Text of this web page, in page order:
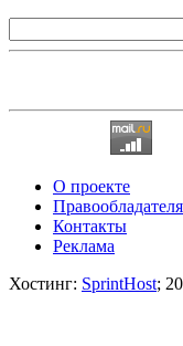
О проекте
Контакты
Реклама
Хостинг: SprintHost;